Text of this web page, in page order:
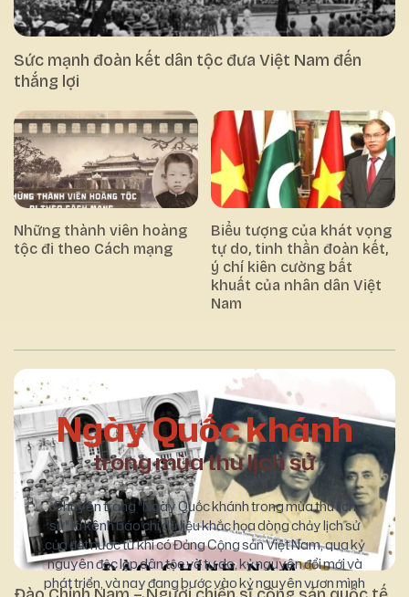
Ngày Quốc khánh
trong mùa thu lịch sử
Chuyên trang "Ngày Quốc khánh trong mùa thu lịch
sử" là kênh báo chí dữ liệu khắc họa dòng chảy lịch sử
của đất nước từ khi có Đảng Cộng sản Việt Nam, qua kỷ
nguyên độc lập dân tộc và tự do, kỷ nguyên đổi mới và
phát triển, và nay đang bước vào kỷ nguyên vươn mình
Sức mạnh đoàn kết dân tộc đưa Việt Nam đến
thắng lợi
Những thành viên hoàng
tộc đi theo Cách mạng
Biểu tượng của khát vọng
tự do, tinh thần đoàn kết,
ý chí kiên cường bất
khuất của nhân dân Việt
Nam